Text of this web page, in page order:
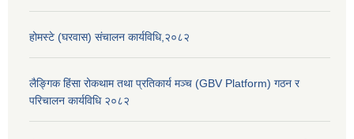
होमस्टे (घरवास) संचालन कार्यविधि,२०८२
लैङ्गिक हिंसा रोकथाम तथा प्रतिकार्य मञ्च (GBV Platform) गठन र
परिचालन कार्यविधि २०८२